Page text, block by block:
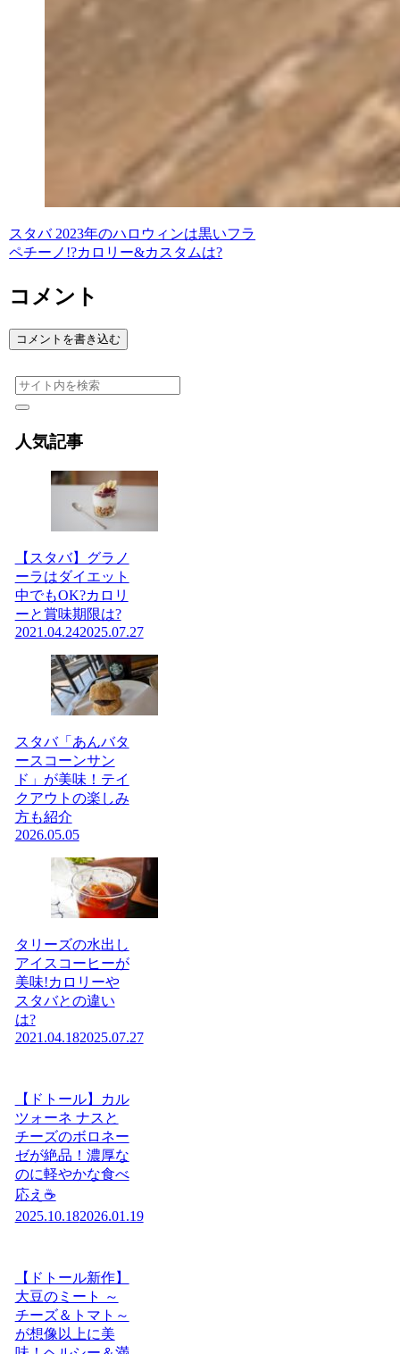
スタバ 2023年のハロウィンは黒いフラ
ペチーノ!?カロリー&カスタムは?
コメント
コメントを書き込む
人気記事
【スタバ】グラノ
ーラはダイエット
中でもOK?カロリ
ーと賞味期限は?
2021.04.242025.07.27
スタバ「あんバタ
ースコーンサン
ド」が美味！テイ
クアウトの楽しみ
方も紹介
2026.05.05
タリーズの水出し
アイスコーヒーが
美味!カロリーや
スタバとの違い
は?
2021.04.182025.07.27
【ドトール】カル
ツォーネ ナスと
チーズのボロネー
ゼが絶品！濃厚な
のに軽やかな食べ
応え☕️
2025.10.182026.01.19
【ドトール新作】
大豆のミート ～
チーズ＆トマト～
が想像以上に美